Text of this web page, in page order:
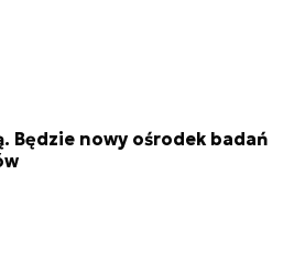
Będzie nowy ośrodek badań